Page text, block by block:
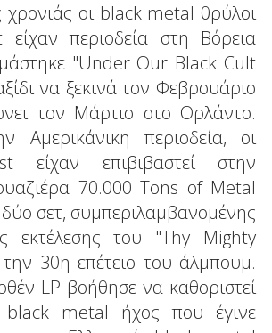
χρονιάς οι black metal θρύλοι
περιοδεία στη Βόρεια
"Under Our Black Cult
να ξεκινά τον Φεβρουάριο
τον Μάρτιο στο Ορλάντο.
Αμερικάνικη περιοδεία, οι
είχαν επιβιβαστεί στην
70.000 Tons of Metal
σετ, συμπεριλαμβανομένης
εκτέλεσης του "Thy Mighty
30η επέτειο του άλμπουμ.
LP βοήθησε να καθοριστεί
black metal ήχος που έγινε